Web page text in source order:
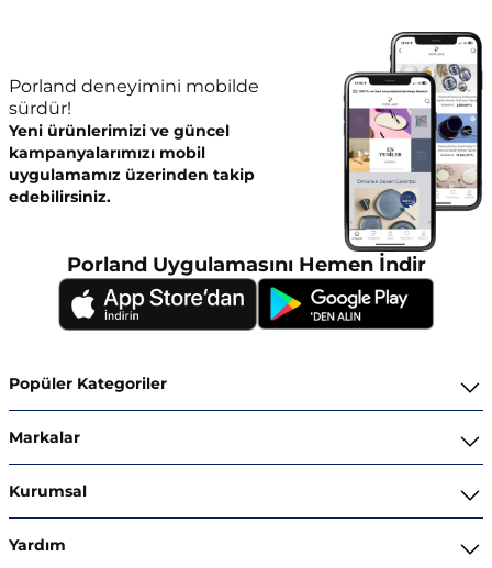
Porland deneyimini mobilde
sürdür!
Yeni ürünlerimizi ve güncel
kampanyalarımızı mobil
uygulamamız üzerinden takip
edebilirsiniz.
Porland Uygulamasını Hemen İndir
Popüler Kategoriler
Kahvaltı ve İkram Takımları
Kahve ve Çay Gereçleri
Markalar
Superior Bone Porcelain
Kurumsal
Yardım